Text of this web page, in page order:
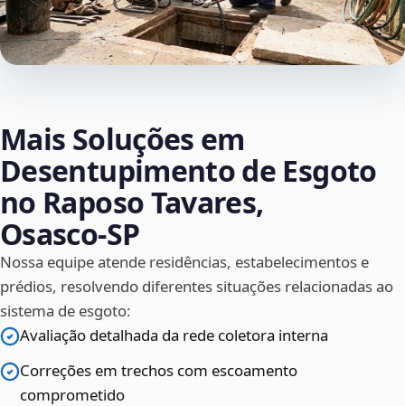
Mais Soluções em
Desentupimento de Esgoto
no Raposo Tavares,
Osasco‑SP
Nossa equipe atende residências, estabelecimentos e
prédios, resolvendo diferentes situações relacionadas ao
sistema de esgoto:
Avaliação detalhada da rede coletora interna
Correções em trechos com escoamento
comprometido